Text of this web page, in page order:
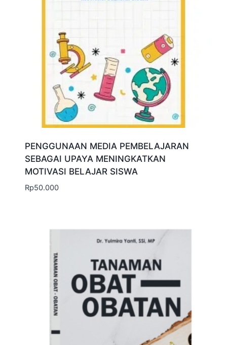
PENGGUNAAN MEDIA PEMBELAJARAN
SEBAGAI UPAYA MENINGKATKAN
MOTIVASI BELAJAR SISWA
Rp50.000